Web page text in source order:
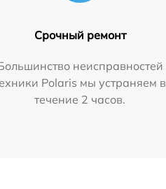
Срочный ремонт
неисправностей
Polaris мы устраняем в
течение 2 часов.